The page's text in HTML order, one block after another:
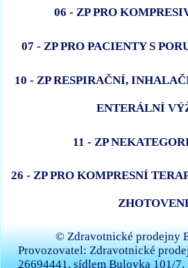
06 - ZP PRO
07 - ZP PRO PACIENTY S
10 - ZP RESPIRAČNÍ,
ENTERÁLNÍ
11 - ZP
26 - ZP PRO KOMPRESNÍ
© Zdravotnické prodejny
Provozovatel: Zdravotnické
26694441, sídlem Bulovka 101/7,